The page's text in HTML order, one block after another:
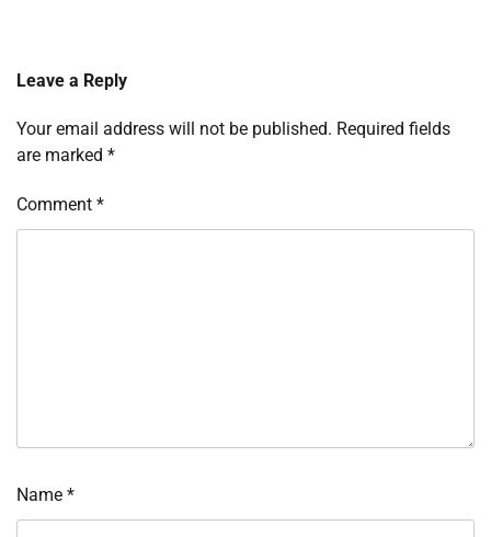
Leave a Reply
Your email address will not be published. Required fields
are marked *
Comment *
Name *